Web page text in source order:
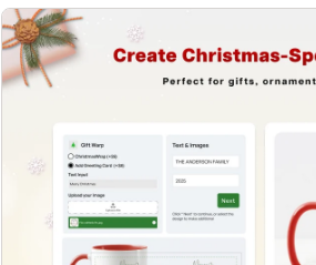
추천 이미지 갤러리